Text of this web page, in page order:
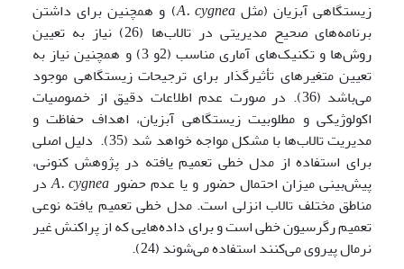
زیستگاهی آبزیان (مثل
A. cygnea
) و همچنین برای داشتن
برنامه‌های صحیح مدیریتی در تالاب‌ها (26) نیاز به تعیین
روش‌ها و تکنیک‌های آماری مناسب (2و 3) و همچنین نیاز به
تعیین متغیرهای تأثیرگذار برای ترجیحات زیستگاهی موجود
می‌باشد (36). در صورت عدم اطلاعات دقیق از خصوصیات
اکولوژیکی و مطلوبیت زیستگاهی آبزیان، اهداف حفاظت و
مدیریت تالاب‌ها با مشکل مواجه خواهد شد (35). دلیل اصلی
برای استفاده از مدل خطی تعمیم ‌یافته در پژوهش کنونی،
پیش‌بینی میزان احتمال حضور و یا عدم حضور
A.cygnea
در
مناطق مختلف تالاب انزلی است. مدل خطی تعمیم ‌یافته نوعی
تعمیم رگرسیون خطی است و برای داده‌هایی که از پراکنش غیر
نرمال پیروی می‌کنند استفاده می‌شوند (24).